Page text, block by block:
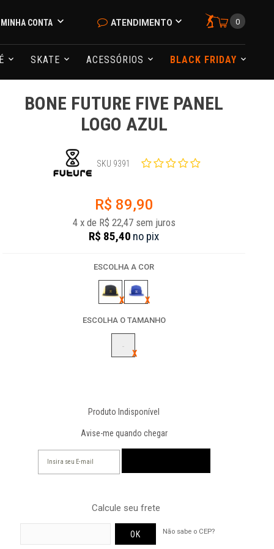
MINHA CONTA ATENDIMENTO 0
SKATE ACESSÓRIOS BLACK FRIDAY
BONE FUTURE FIVE PANEL
LOGO AZUL
SKU 9391
R$ 89,90
4 x de R$ 22,47 sem juros
R$ 85,40 no pix
ESCOLHA A COR
ESCOLHA O TAMANHO
-
Produto Indisponível
Avise-me quando chegar
Calcule seu frete
Não sabe o CEP?